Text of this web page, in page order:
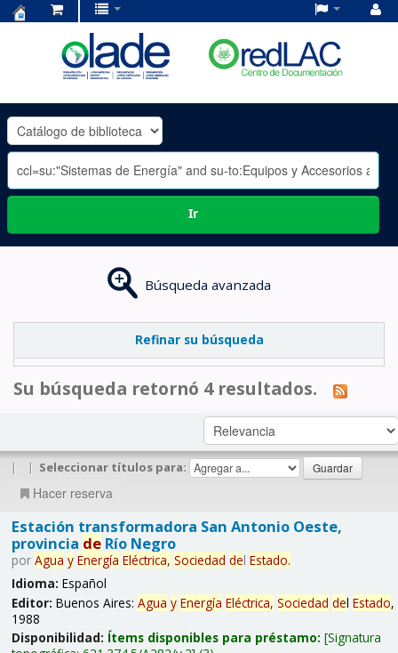
OLADE
-
Ir
Búsqueda avanzada
Refinar su búsqueda
Su búsqueda retornó 4 resultados.
| | Seleccionar títulos para:
Hacer reserva
Estación transformadora San Antonio Oeste,
provincia deRío Negro
por Agua y Energía Eléctrica, Sociedad del Estado.
Idioma: Español
Editor: Buenos Aires: Agua y Energía Eléctrica, Sociedad del Estado,
1988
Disponibilidad: Ítems disponibles para préstamo: Signatura